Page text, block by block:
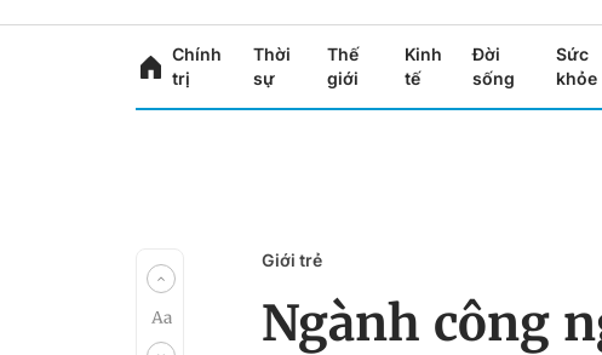
Chính
trị
Thời
sự
Thế
giới
Kinh
tế
Đời
sống
Sức
khỏe
Giới trẻ
Ngành công